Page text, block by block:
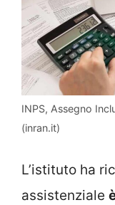
INPS, Assegno
(inran.it)
L’istituto ha
assistenziale